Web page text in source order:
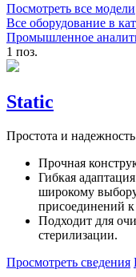
Посмотреть все модели
Все оборудование в
Промышленное
1 поз.
Static
Простота и надежность
Прочная
Гибкая
широкому
присоединений к
Подходит для
стерилизации.
Просмотреть сведения